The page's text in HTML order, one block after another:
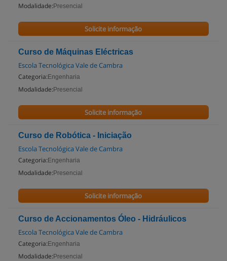
Modalidade: Presencial
Solicite informação
Curso de Máquinas Eléctricas
Escola Tecnológica Vale de Cambra
Categoria: Engenharia
Modalidade: Presencial
Solicite informação
Curso de Robótica - Iniciação
Escola Tecnológica Vale de Cambra
Categoria: Engenharia
Modalidade: Presencial
Solicite informação
Curso de Accionamentos Óleo - Hidráulicos
Escola Tecnológica Vale de Cambra
Categoria: Engenharia
Modalidade: Presencial